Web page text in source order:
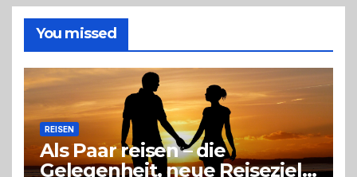
richtige
Entscheidung
You missed
REISEN
Als Paar reisen – die
Gelegenheit, neue Reiseziele